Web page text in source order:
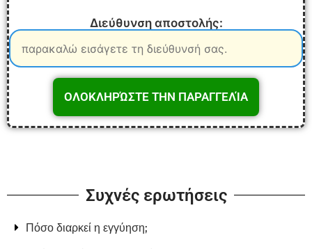
Διεύθυνση αποστολής:
Συχνές ερωτήσεις
Πόσο διαρκεί η εγγύηση;